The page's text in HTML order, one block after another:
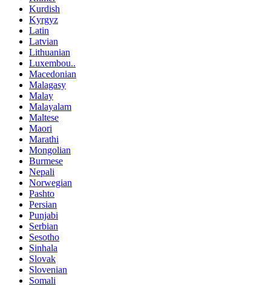
Kurdish
Kyrgyz
Latin
Latvian
Lithuanian
Luxembou..
Macedonian
Malagasy
Malay
Malayalam
Maltese
Maori
Marathi
Mongolian
Burmese
Nepali
Norwegian
Pashto
Persian
Punjabi
Serbian
Sesotho
Sinhala
Slovak
Slovenian
Somali